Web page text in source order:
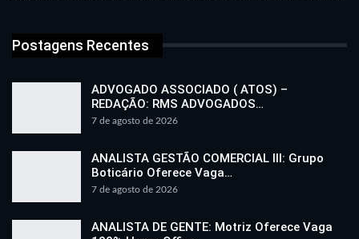
Postagens Recentes
ADVOGADO ASSOCIADO ( ATOS) –
REDAÇÃO: RMS ADVOGADOS…
7 de agosto de 2026
ANALISTA GESTÃO COMERCIAL III: Grupo
Boticário Oferece Vaga…
7 de agosto de 2026
ANALISTA DE GENTE: Motriz Oferece Vaga